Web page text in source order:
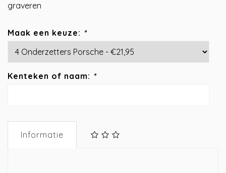
graveren
Maak een keuze: *
Kenteken of naam: *
Informatie